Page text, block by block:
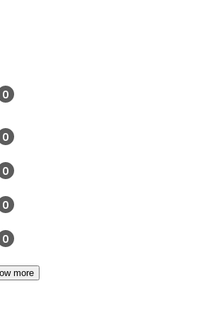
0
0
0
0
0
more